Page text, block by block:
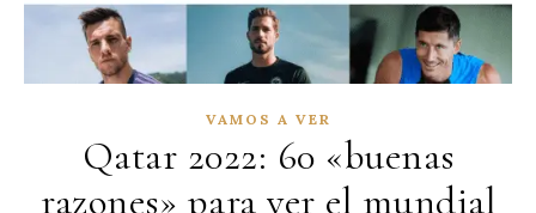
VAMOS A VER
Qatar 2022: 60 «buenas
razones» para ver el mundial